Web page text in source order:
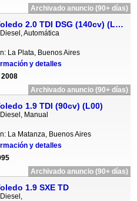
Archivado anuncio (90+ días)
SEAT Toledo 2.0 TDI DSG (140cv) (L04)
Automática
La Plata, Buenos Aires
y detalles
Archivado anuncio (90+ días)
1.9 TDI (90cv) (L00)
Manual
La Matanza, Buenos Aires
y detalles
Archivado anuncio (90+ días)
1.9 SXE TD